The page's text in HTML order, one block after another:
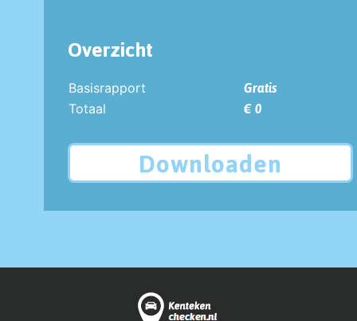
Overzicht
Basisrapport
Gratis
Totaal
€ 0
Downloaden